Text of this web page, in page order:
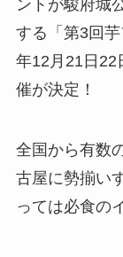
ントが駿府城
する「第3回
年12月21日22
催が決定！
全国から有数
古屋に勢揃い
っては必食の